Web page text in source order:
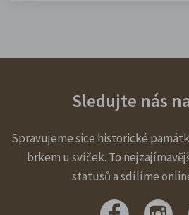
Sledujte nás
Spravujeme sice historické
brkem u svíček. To
statusů a sdílíme